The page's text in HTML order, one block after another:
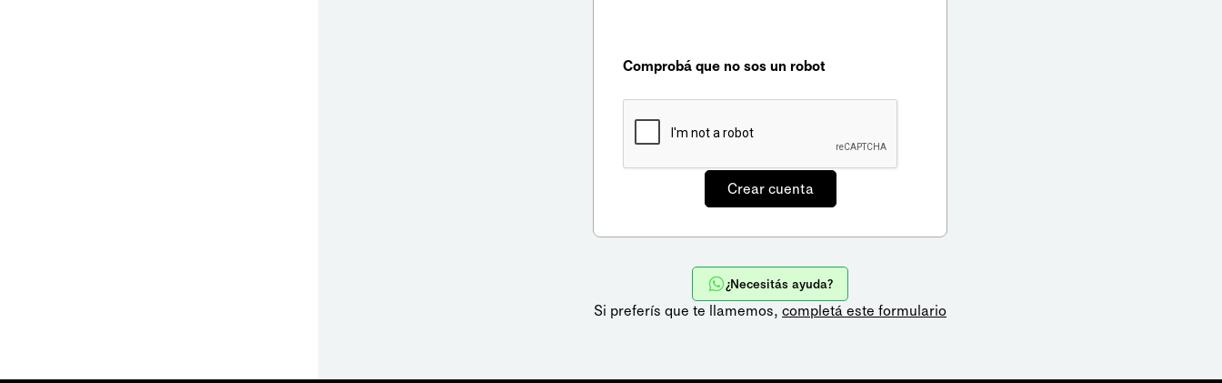
Comprobá que no sos un robot
¿Necesitás ayuda?
Si preferís que te llamemos, completá este formulario